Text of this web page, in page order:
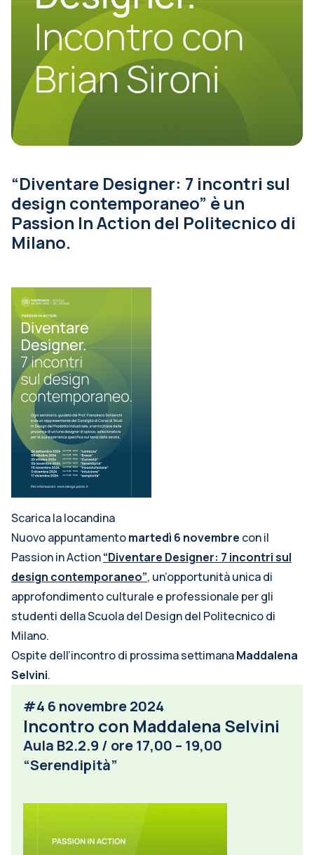
“Diventare Designer: 7 incontri sul
design contemporaneo” è un
Passion In Action del Politecnico di
Milano.
Scarica la locandina
Nuovo appuntamentomartedì 6 novembre con il
Passion in Action“Diventare Designer: 7 incontri sul
design contemporaneo”, un’opportunità unica di
approfondimento culturale e professionale per gli
studenti della Scuola del Design del Politecnico di
Milano.
Ospite dell’incontro di prossima settimanaMaddalena
Selvini.
#4 6 novembre 2024
Incontro con Maddalena Selvini
Aula B2.2.9 / ore 17,00 – 19,00
“Serendipità”